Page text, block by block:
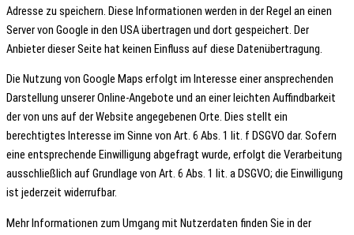
Adresse zu speichern. Diese Informationen werden in der Regel an einen
Server von Google in den USA übertragen und dort gespeichert. Der
Anbieter dieser Seite hat keinen Einfluss auf diese Datenübertragung.
Die Nutzung von Google Maps erfolgt im Interesse einer ansprechenden
Darstellung unserer Online-Angebote und an einer leichten Auffindbarkeit
der von uns auf der Website angegebenen Orte. Dies stellt ein
berechtigtes Interesse im Sinne von Art. 6 Abs. 1 lit. f DSGVO dar. Sofern
eine entsprechende Einwilligung abgefragt wurde, erfolgt die Verarbeitung
ausschließlich auf Grundlage von Art. 6 Abs. 1 lit. a DSGVO; die Einwilligung
ist jederzeit widerrufbar.
Mehr Informationen zum Umgang mit Nutzerdaten finden Sie in der